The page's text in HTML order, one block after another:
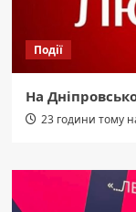
Події
На
23 години тому